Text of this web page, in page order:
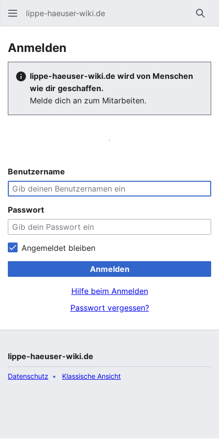
lippe-haeuser-wiki.de
Anmelden
lippe-haeuser-wiki.de wird von Menschen
wie dir geschaffen.
Melde dich an zum Mitarbeiten.
Benutzername
Passwort
Angemeldet bleiben
Anmelden
Hilfe beim Anmelden
Passwort vergessen?
lippe-haeuser-wiki.de
Datenschutz Klassische Ansicht